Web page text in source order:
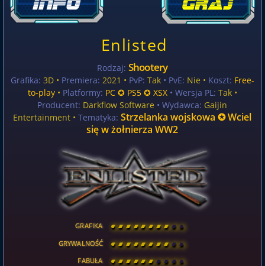
Enlisted
Rodzaj: Shootery
Grafika: 3D • Premiera: 2021 • PvP: Tak• PvE: Nie • Koszt: Free-
to-play• Platformy: PC ✪ PS5 ✪ XSX• Wersja PL: Tak•
Producent: Darkflow Software • Wydawca: Gaijin
Entertainment •Tematyka: Strzelanka wojskowa ✪ Wciel
się w żołnierza WW2
GRAFIKA [ \ \ \ \ \ \ \ \ ]
GRYWALNOŚĆ [ \ \ \ \ \ \ \ \ ]
FABUŁA [ \ \ \ \ \ \ \ \ ]